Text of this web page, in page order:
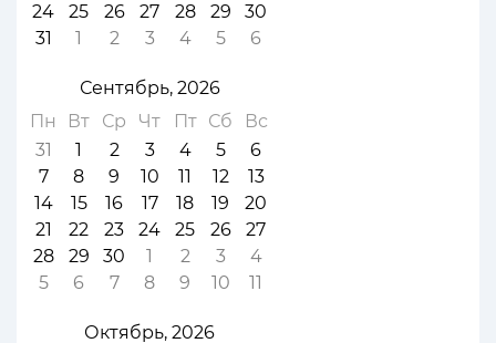
24
25 26 27 28 29
30
31
1 2 3 4 5 6
Сентябрь, 2026
Пн
Вт Ср Чт Пт Сб
Вс
31
1 2 3 4 5
6
7
8 9 10 11 12
13
14
15 16 17 18 19
20
21
22 23 24 25 26
27
28
29 30 1 2 3
4
5
6 7 8 9 10 11
Октябрь, 2026